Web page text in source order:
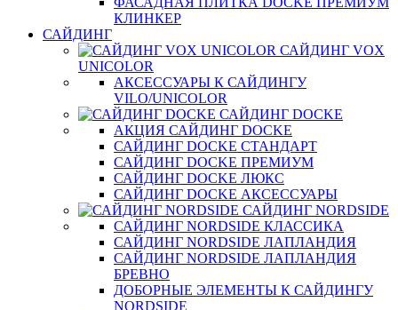
КЛИНКЕР
САЙДИНГ
САЙДИНГ VOX
UNICOLOR
АКСЕССУАРЫ К САЙДИНГУ
VILO/UNICOLOR
САЙДИНГ DOCKE
АКЦИЯ САЙДИНГ DOCKE
САЙДИНГ DOCKE СТАНДАРТ
САЙДИНГ DOCKE ПРЕМИУМ
САЙДИНГ DOCKE ЛЮКС
САЙДИНГ DOCKE АКСЕССУАРЫ
САЙДИНГ NORDSIDE
САЙДИНГ NORDSIDE КЛАССИКА
САЙДИНГ NORDSIDE ЛАПЛАНДИЯ
САЙДИНГ NORDSIDE ЛАПЛАНДИЯ
БРЕВНО
ДОБОРНЫЕ ЭЛЕМЕНТЫ К САЙДИНГУ
NORDSIDE